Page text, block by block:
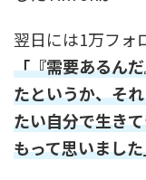
翌日には1万フォ
「『需要あるん
たというか、そ
たい自分で生き
もって思いまし